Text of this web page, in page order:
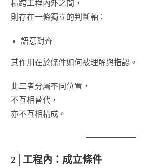
橫跨工程內外之間，
則存在一條獨立的判斷軸：
語意對齊
其作用在於條件如何被理解與指認。
此三者分屬不同位置，
不互相替代，
亦不互相構成。
2│工程內：成立條件